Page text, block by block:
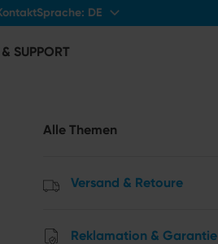
Sprache: DE
SUPPORT
Alle Themen
Versand & Retoure
Reklamation & Garantie